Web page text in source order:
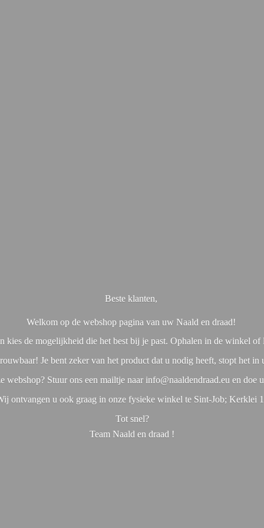
Beste klanten,
Welkom op de webshop pagina van uw Naald en draad!
kies de mogelijkheid die het best bij je past. Ophalen in de winkel
Je bent zeker van het product dat u nodig heeft, stopt het
webshop? Stuur ons een mailtje naar info@naaldendraad.eu en
ontvangen u ook graag in onze fysieke winkel te Sint-Job; Kerklei
Tot snel?
Team Naald en draad !